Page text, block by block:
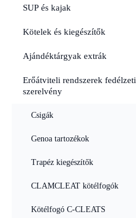
SUP és kajak
Kötelek és kiegészítők
Ajándéktárgyak extrák
Erőátviteli rendszerek fedélzeti
szerelvény
Csigák
Genoa tartozékok
Trapéz kiegészítők
CLAMCLEAT kötélfogók
Kötélfogó C-CLEATS